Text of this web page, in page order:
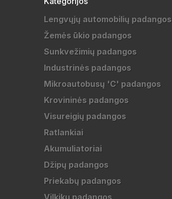
Lengvųjų automobilių padangos
Žemės ūkio padangos
Sunkvežimių padangos
Industrinės padangos
Mikroautobusų 'C' padangos
Krovininės padangos
Visureigių padangos
Ratlankiai
Akumuliatoriai
Džipų padangos
Priekabų padangos
Vilkikų padangos